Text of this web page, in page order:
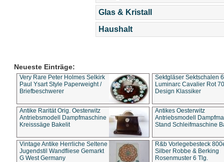
Glas & Kristall
Haushalt
Neueste Einträge:
Very Rare Peter Holmes Selkirk
Paul Ysart Style Paperweight /
Briefbeschwerer
Sektgläser Sektschalen
Luminarc Cavalier Rot
Design Klassiker
Antike Rarität Orig. Oesterwitz
Antriebsmodell Dampfmaschine
Kreisssäge Bakelit
Antikes Oesterwitz
Antriebsmodell
Stand Schleifmaschine
Vintage Antike Herrliche Seltene
Jugendstil Wandfliese Gemarkt
G West Germany
R&b Vorlegebesteck
Silber Robbe & Berking
Rosenmuster 6 Tlg.